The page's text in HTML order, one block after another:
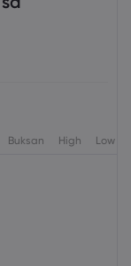
Buksan High Low